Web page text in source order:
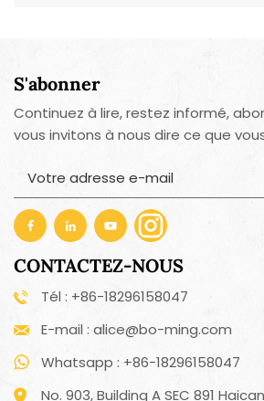
S'abonner
Continuez à lire, restez informé,
vous invitons à nous dire ce que
CONTACTEZ-NOUS
Tél : +86-18296158047
E-mail : alice@bo-ming.com
Whatsapp : +86-18296158047
No. 903, Building A SEC 891